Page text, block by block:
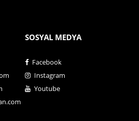
SOSYAL MEDYA
Facebook
Instagram
Youtube